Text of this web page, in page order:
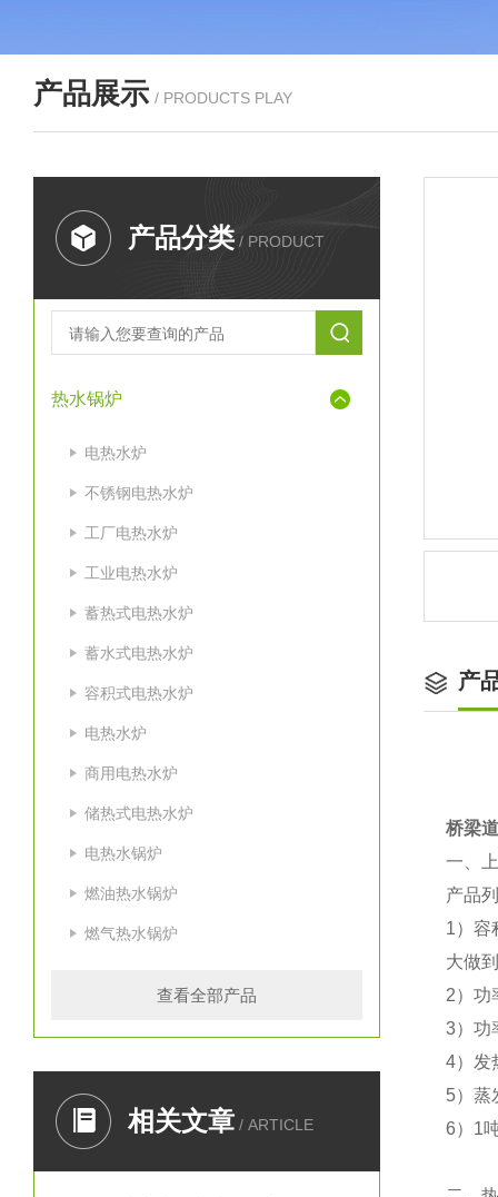
产品展示 / PRODUCTS PLAY
产品分类 / PRODUCT
热水锅炉
电热水炉
不锈钢电热水炉
工厂电热水炉
工业电热水炉
蓄热式电热水炉
蓄水式电热水炉
容积式电热水炉
电热水炉
商用电热水炉
储热式电热水炉
电热水锅炉
燃油热水锅炉
燃气热水锅炉
查看全部产品
相关文章 / ARTICLE
产
桥梁
一、
产品
1）容
大做
2）功
3）功
4）发
5）蒸
6）1